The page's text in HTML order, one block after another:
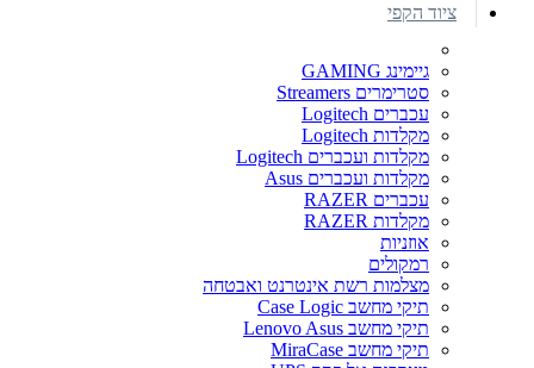
ציוד הקפי
גיימינג GAMING
סטרימרים Streamers
עכברים Logitech
מקלדות Logitech
מקלדות ועכברים Logitech
מקלדות ועכברים Asus
עכברים RAZER
מקלדות RAZER
אוזניות
רמקולים
מצלמות רשת אינטרנט ואבטחה
תיקי מחשב Case Logic
תיקי מחשב Lenovo Asus
תיקי מחשב MiraCase